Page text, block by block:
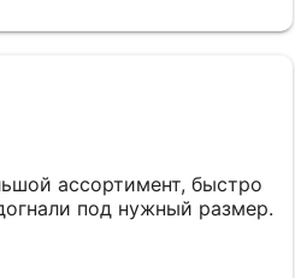
ассортимент, быстро
под нужный размер.